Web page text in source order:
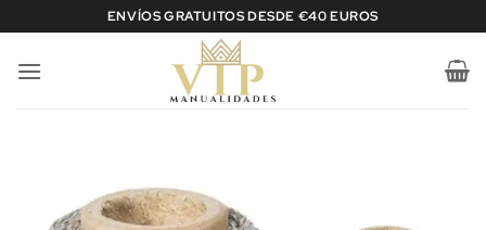
al
contenido
ENVÍOS GRATUITOS DESDE €40 EUROS